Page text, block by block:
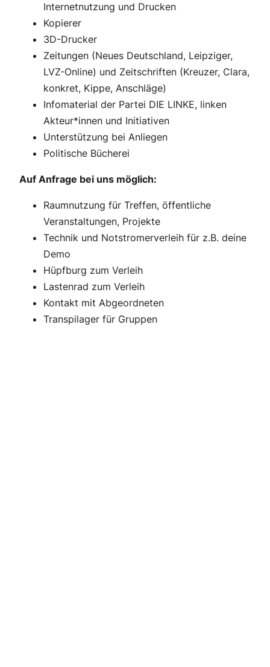
Internetnutzung und Drucken
Kopierer
3D-Drucker
Zeitungen (Neues Deutschland, Leipziger,
LVZ-Online) und Zeitschriften (Kreuzer, Clara,
konkret, Kippe, Anschläge)
Infomaterial der Partei DIE LINKE, linken
Akteur*innen und Initiativen
Unterstützung bei Anliegen
Politische Bücherei
Auf Anfrage bei uns möglich:
Raumnutzung für Treffen, öffentliche
Veranstaltungen, Projekte
Technik und Notstromerverleih für z.B. deine
Demo
Hüpfburg zum Verleih
Lastenrad zum Verleih
Kontakt mit Abgeordneten
Transpilager für Gruppen